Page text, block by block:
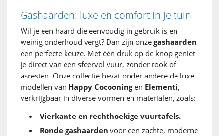
Gashaarden: luxe en comfort in je tuin
Wil je een haard die eenvoudig in gebruik is en
weinig onderhoud vergt? Dan zijn onze gashaarden
een perfecte keuze. Met één druk op de knop geniet
je direct van een sfeervol vuur, zonder rook of
asresten. Onze collectie bevat onder andere de luxe
modellen van Happy Cocooningen Elementi,
verkrijgbaar in diverse vormen en materialen, zoals:
Vierkante en rechthoekige vuurtafels.
Ronde gashaarden voor een zachte, moderne